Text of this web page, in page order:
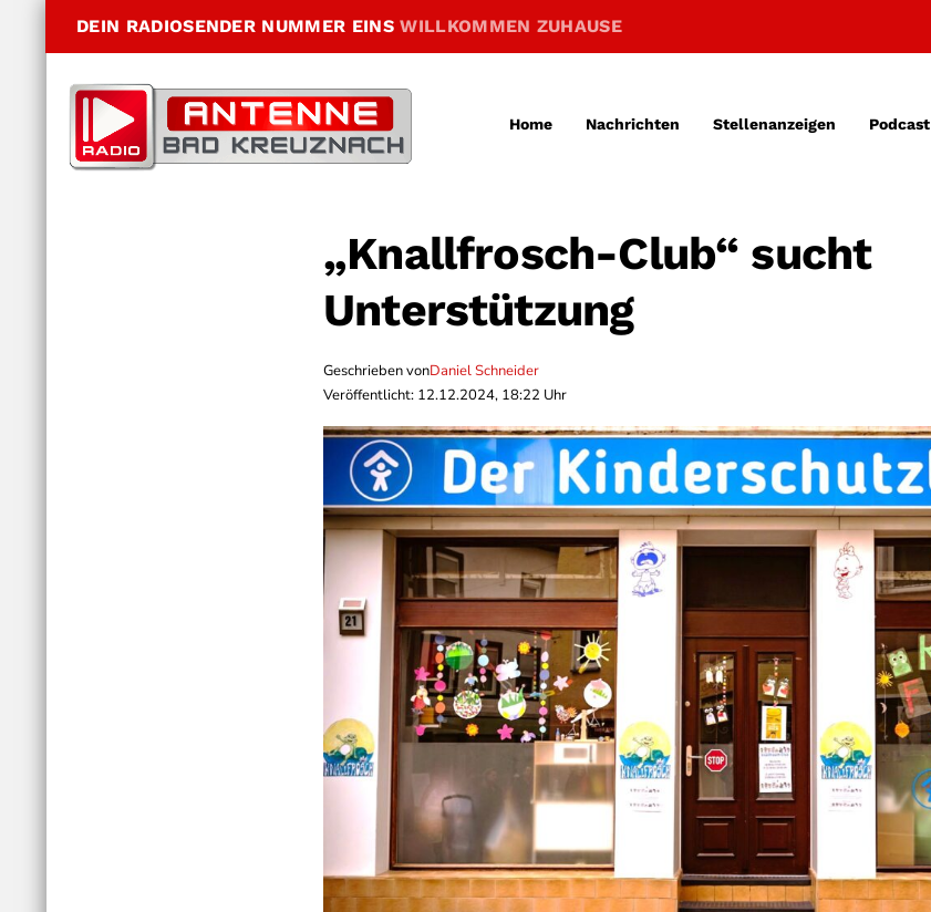
DEIN RADIOSENDER NUMMER EINSWILLKOMMEN ZUHAUSE
Home Nachrichten Stellenanzeigen Podcast
„Knallfrosch-Club“ sucht
Unterstützung
Geschrieben vonDaniel Schneider
Veröffentlicht: 12.12.2024, 18:22 Uhr